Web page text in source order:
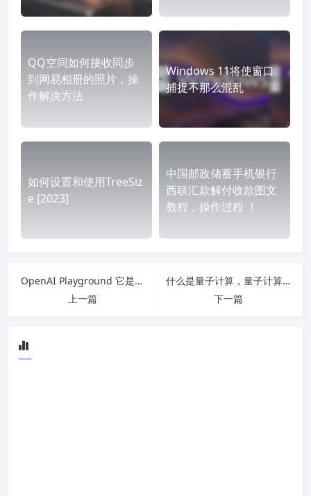
QQ空间如何接收同步
到网易相册的照片，操
作解决方法
Windows 11将使窗口
捕捉不那么混乱
如何设置和使用TreeSiz
e [2023]
中国邮政储蓄手机银行
西联汇款解付收款图文
教程，操作过程 ！
OpenAI Playground 它是什么以及如何使用它
上一篇
什么是量子计算，量子计算机如何工作？
下一篇